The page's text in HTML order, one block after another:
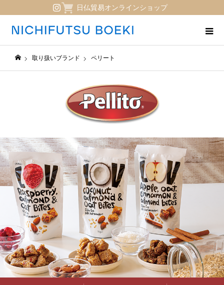
日仏貿易オンラインショップ
取り扱いブランド ペリート